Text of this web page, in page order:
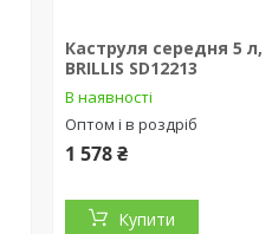
Каструля середня 5 л,
BRILLIS SD12213
В наявності
Оптом і в роздріб
1 578 ₴
Купити